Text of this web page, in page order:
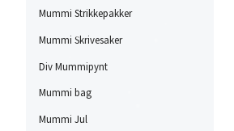
Mummi Strikkepakker
Mummi Skrivesaker
Div Mummipynt
Mummi bag
Mummi Jul